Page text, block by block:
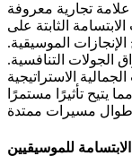
تجارية معروفة
الثابتة على
الموسيقية.
الجولات التنافسية.
الاستراتيجية
يتيح تأثيرًا مستمرًا
للموسيقيين